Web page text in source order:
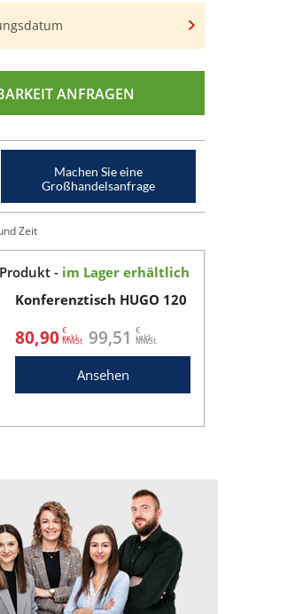
ANFRAGEN
Machen Sie eine
Großhandelsanfrage
Zeit
- im Lager erhältlich
Konferenztisch HUGO 120
80,90€
exkl. 99,51€
inkl.
Ansehen